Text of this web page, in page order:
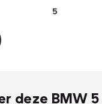
5
deze BMW 5